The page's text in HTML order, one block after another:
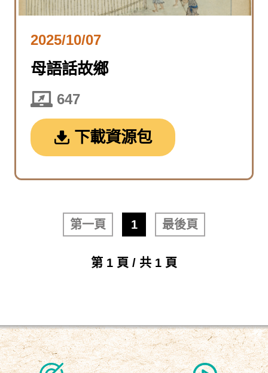
2025/10/07
母語話故鄉
647
下載資源包
第一頁 1 最後頁
第 1 頁 / 共 1 頁